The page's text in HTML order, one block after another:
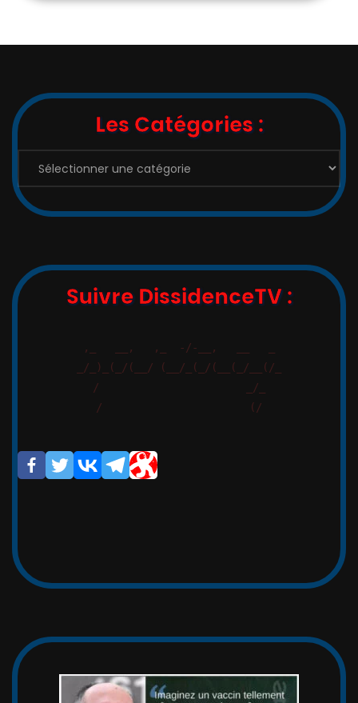
Les Catégories :
,_   __,   ,_  -/-__,   __   _
_/_)_(_/(__/ (__/_(_/(__(_/__(/_
/                       _/_